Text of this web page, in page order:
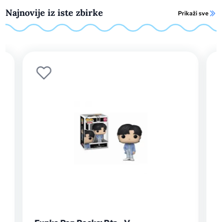
Najnovije iz iste zbirke Prikaži sve